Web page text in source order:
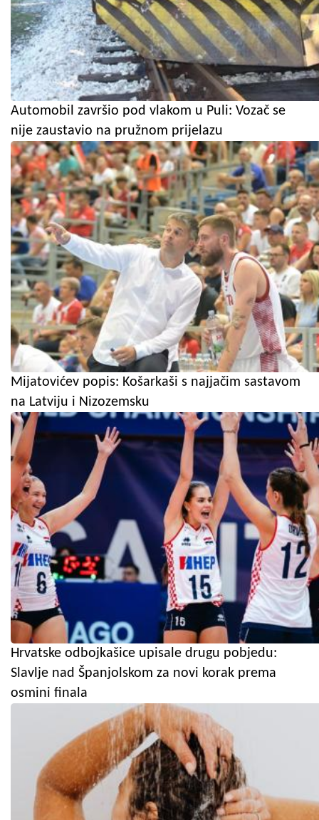
Automobil završio pod vlakom u Puli: Vozač se
nije zaustavio na pružnom prijelazu
Mijatovićev popis: Košarkaši s najjačim sastavom
na Latviju i Nizozemsku
Hrvatske odbojkašice upisale drugu pobjedu:
Slavlje nad Španjolskom za novi korak prema
osmini finala